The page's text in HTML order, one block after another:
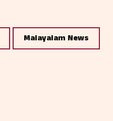
Malayalam News